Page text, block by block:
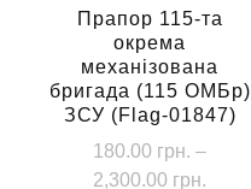
Прапор 115-та
окрема
механізована
бригада (115 ОМБр)
ЗСУ (Flag-01847)
180.00 грн. –
2,300.00 грн.